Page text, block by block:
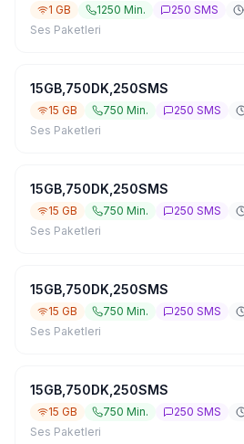
1 GB 1250 Min. 250 SMS
Ses Paketleri
15GB,750DK,250SMS
15 GB 750 Min. 250 SMS
Ses Paketleri
15GB,750DK,250SMS
15 GB 750 Min. 250 SMS
Ses Paketleri
15GB,750DK,250SMS
15 GB 750 Min. 250 SMS
Ses Paketleri
15GB,750DK,250SMS
15 GB 750 Min. 250 SMS
Ses Paketleri